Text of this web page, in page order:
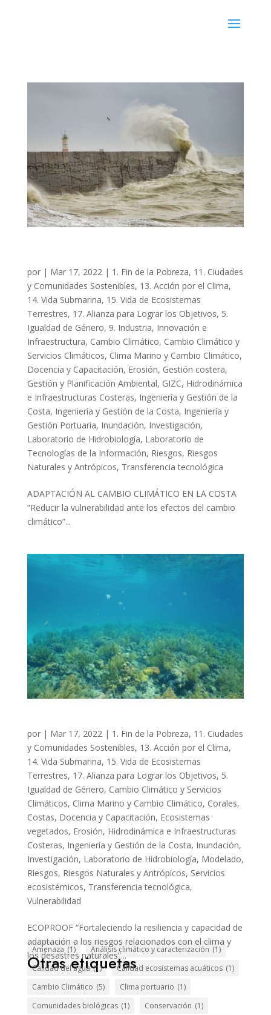
por | Mar 17, 2022| 1. Fin de la Pobreza, 11. Ciudades
y Comunidades Sostenibles, 13. Acción por el Clima,
14. Vida Submarina, 15. Vida de Ecosistemas
Terrestres, 17. Alianza para Lograr los Objetivos, 5.
Igualdad de Género, 9. Industria, Innovación e
Infraestructura, Cambio Climático, Cambio Climático y
Servicios Climáticos, Clima Marino y Cambio Climático,
Docencia y Capacitación, Erosión, Gestión costera,
Gestión y Planificación Ambiental, GIZC, Hidrodinámica
e Infraestructuras Costeras, Ingeniería y Gestión de la
Costa, Ingeniería y Gestión de la Costa, Ingeniería y
Gestión Portuaria, Inundación, Investigación,
Laboratorio de Hidrobiología, Laboratorio de
Tecnologías de la Información, Riesgos, Riesgos
Naturales y Antrópicos, Transferencia tecnológica
ADAPTACIÓN AL CAMBIO CLIMÁTICO EN LA COSTA
“Reducir la vulnerabilidad ante los efectos del cambio
climático”...
por | Mar 17, 2022| 1. Fin de la Pobreza, 11. Ciudades
y Comunidades Sostenibles, 13. Acción por el Clima,
14. Vida Submarina, 15. Vida de Ecosistemas
Terrestres, 17. Alianza para Lograr los Objetivos, 5.
Igualdad de Género, Cambio Climático y Servicios
Climáticos, Clima Marino y Cambio Climático, Corales,
Costas, Docencia y Capacitación, Ecosistemas
vegetados, Erosión, Hidrodinámica e Infraestructuras
Costeras, Ingeniería y Gestión de la Costa, Inundación,
Investigación, Laboratorio de Hidrobiología, Modelado,
Riesgos, Riesgos Naturales y Antrópicos, Servicios
ecosistémicos, Transferencia tecnológica,
Vulnerabilidad
ECOPROOF “Fortaleciendo la resiliencia y capacidad de
adaptación a los riesgos relacionados con el clima y
los desastres naturales”...
Otras etiquetas
Amenaza (1) Análisis climático y caracterización (1)
Calidad del agua (1) Calidad ecosistemas acuáticos (1)
Cambio Climático (5) Clima portuario (1)
Comunidades biológicas (1) Conservación (1)